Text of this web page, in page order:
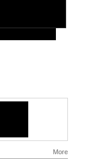
More